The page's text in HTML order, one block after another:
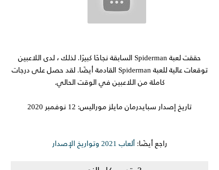
حققت لعبة Spiderman السابقة نجاحًا كبيرًا. لذلك ، لدى اللاعبين
توقعات عالية للعبة Spiderman القادمة أيضًا. لقد حصل على درجات
كاملة من اللاعبين في الوقت الحالي.
تاريخ إصدار سبايدرمان مايلز موراليس: 12 نوفمبر 2020
راجع أيضًا: ألعاب 2021 وتواريخ الإصدار